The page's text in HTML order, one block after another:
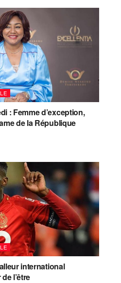
: Femme d’exception,
de la République
international
l’être